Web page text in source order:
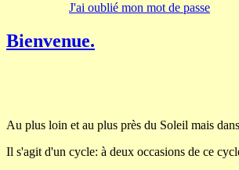
J'ai oublié mon mot de passe
Bienvenue.
Au plus loin et au plus près du Soleil mais
Il s'agit d'un cycle: à deux occasions de ce